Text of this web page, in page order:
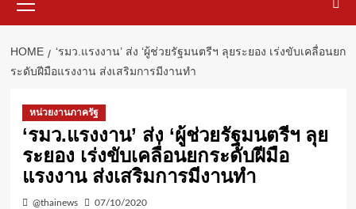
Menu
HOME
‘รมว.แรงงาน’ ส่ง ‘ผู้ช่วยรัฐมนตรีฯ ลุยระยอง เร่งขับเคลื่อนยก
ระดับฝีมือแรงงาน ส่งเสริมการมีงานทำ
หน่วยงานภาครัฐ
‘รมว.แรงงาน’ ส่ง ‘ผู้ช่วยรัฐมนตรีฯ ลุย
ระยอง เร่งขับเคลื่อนยกระดับฝีมือ
แรงงาน ส่งเสริมการมีงานทำ
@thainews 07/10/2020